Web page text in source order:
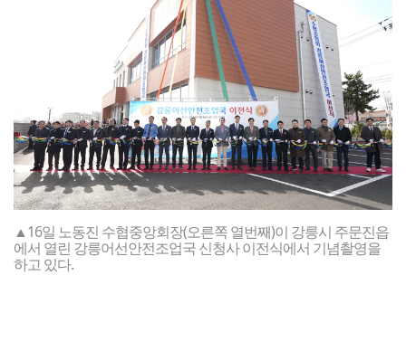
▲16일 노동진 수협중앙회장(오른쪽 열번째)이 강릉시 주문진읍
에서 열린 강릉어선안전조업국 신청사 이전식에서 기념촬영을
하고 있다.